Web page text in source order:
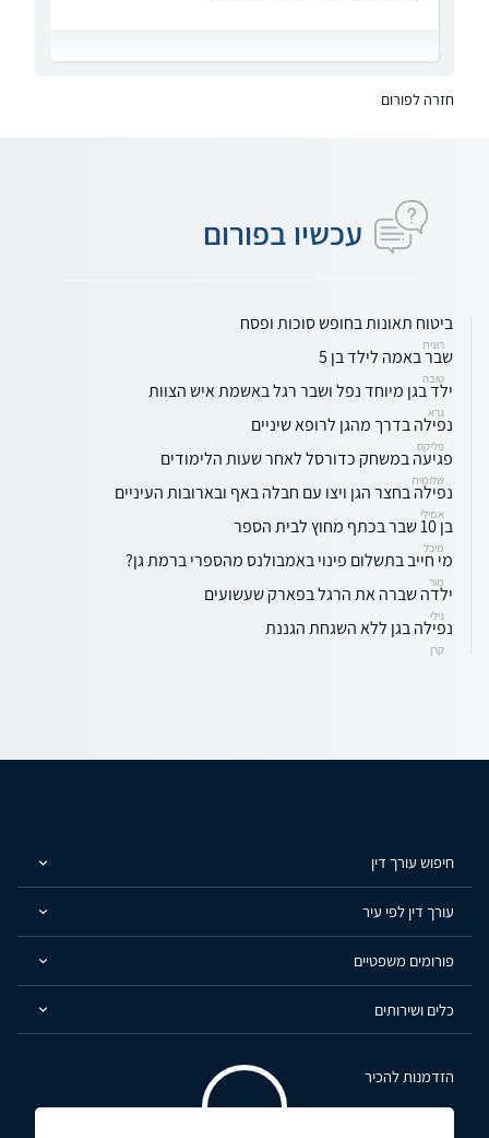
חזרה לפורום
עכשיו בפורום
ביטוח תאונות בחופש סוכות ופסח
רונית
שבר באמה לילד בן 5
טובה
ילד בגן מיוחד נפל ושבר רגל באשמת איש הצוות
גרא
נפילה בדרך מהגן לרופא שיניים
פליקס
פגיעה במשחק כדורסל לאחר שעות הלימודים
שלומית
נפילה בחצר הגן ויצו עם חבלה באף ובארובות העיניים
אמילי
בן 10 שבר בכתף מחוץ לבית הספר
מיכל
מי חייב בתשלום פינוי באמבולנס מהספרי ברמת גן?
מור
ילדה שברה את הרגל בפארק שעשועים
נילי
נפילה בגן ללא השגחת הגננת
קרן
חיפוש עורך דין
עורך דין לפי עיר
פורומים משפטיים
כלים ושירותים
הזדמנות להכיר